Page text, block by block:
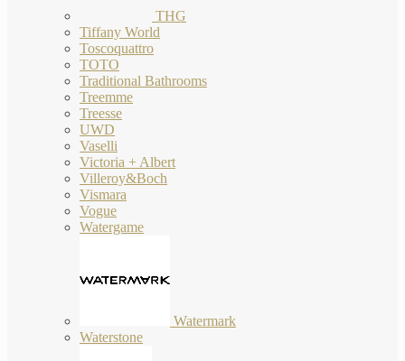
THG
Tiffany World
Toscoquattro
TOTO
Traditional Bathrooms
Treemme
Treesse
UWD
Vaselli
Victoria + Albert
Villeroy&Boch
Vismara
Vogue
Watergame
Watermark
Waterstone